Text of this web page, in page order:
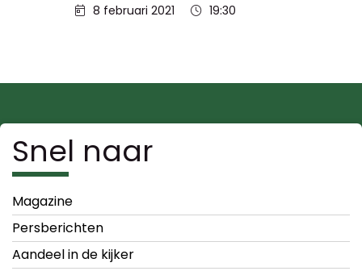
Datum:
8 februari 2021 Tijd:
19:30
Snel naar
Magazine
Persberichten
Aandeel in de kijker